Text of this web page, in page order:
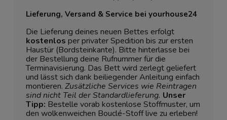
Lieferung, Versand & Service bei yourhouse24
Die Lieferung deines neuen Bettes erfolgt
kostenlos per privater Spedition bis zur ersten
Haustür (Bordsteinkante). Bitte hinterlasse bei
der Bestellung deine Rufnummer für die
Terminavisierung. Das Bett wird zerlegt geliefert
und lässt sich dank beiliegender Anleitung einfach
montieren. Zusätzliche Services wie Reintragen
sind nicht Teil der Standardlieferung. Unser
Tipp: Bestelle vorab kostenlose Stoffmuster, um
den wolkenweichen Bouclé-Stoff live zu erleben!